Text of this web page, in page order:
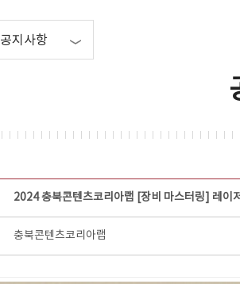
공지사항
2024 충북콘텐츠코리아랩 [장비 마스터링] 레이
충북콘텐츠코리아랩